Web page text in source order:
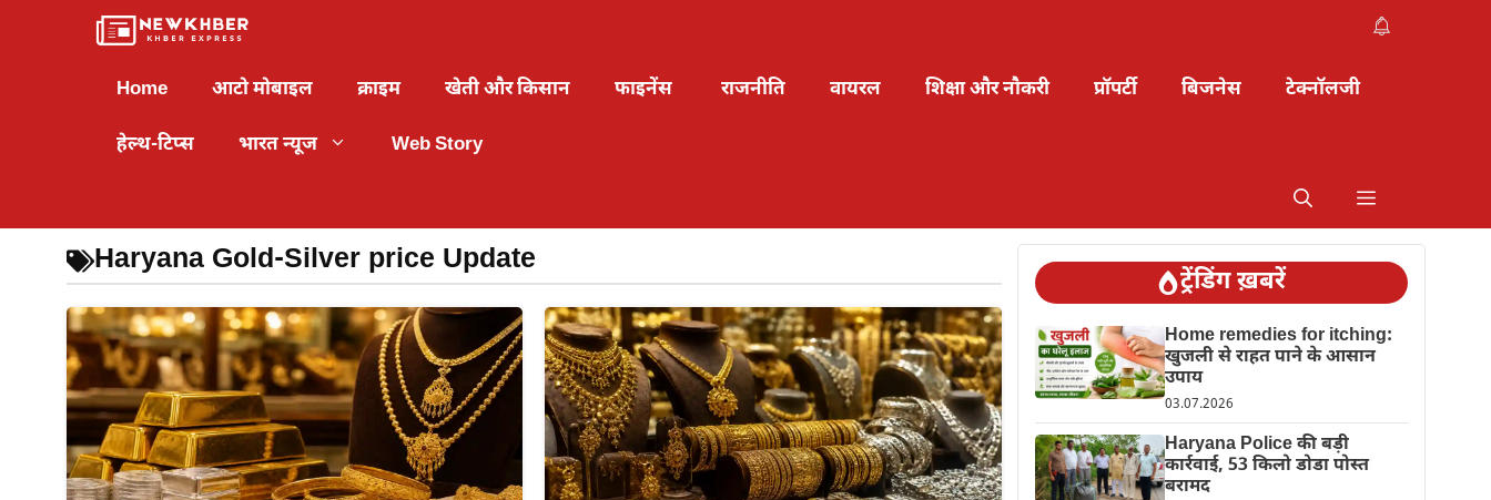
Home आटो मोबाइल क्राइम खेती और किसान फाइनेंस राजनीति वायरल शिक्षा और नौकरी प्रॉपर्टी बिजनेस टेक्नॉलजी
हेल्थ-टिप्स भारत न्यूज Web Story
Haryana Gold-Silver price Update
ट्रेंडिंग ख़बरें
Home remedies for itching:
खुजली से राहत पाने के आसान
उपाय
03.07.2026
Haryana Police की बड़ी
कार्रवाई, 53 किलो डोडा पोस्त
बरामद